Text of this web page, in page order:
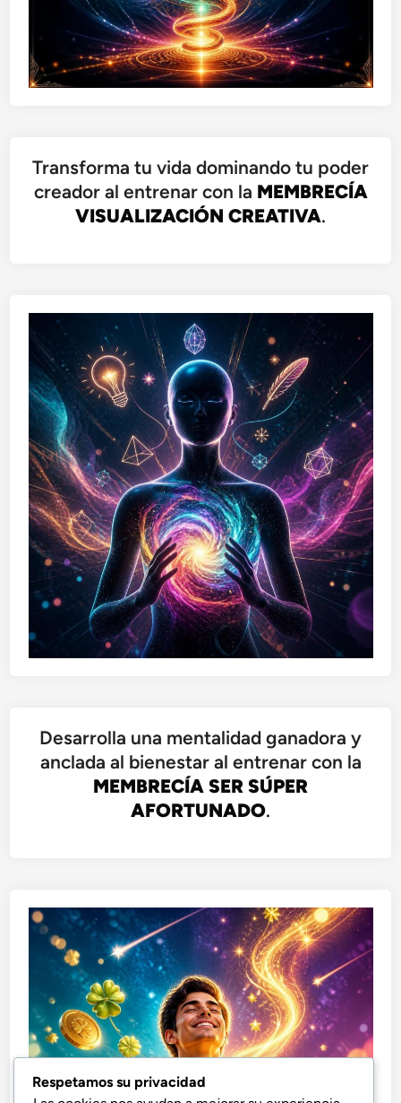
Transforma tu vida dominando tu poder
creador al entrenar con la MEMBRECÍA
VISUALIZACIÓN CREATIVA.
Desarrolla una mentalidad ganadora y
anclada al bienestar al entrenar con la
MEMBRECÍA SER SÚPER
AFORTUNADO.
Respetamos su privacidad